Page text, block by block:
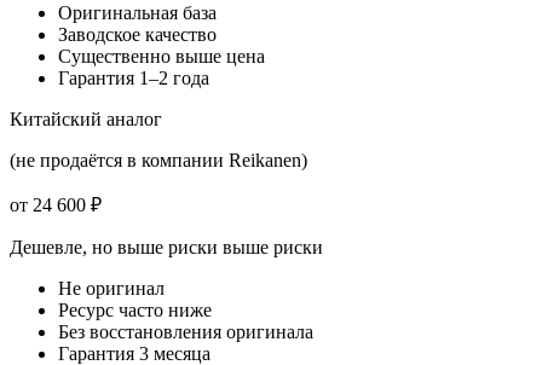
Оригинальная база
Заводское качество
Существенно выше цена
Гарантия 1–2 года
Китайский аналог
(не продаётся в компании Reikanen)
от 24 600 ₽
Дешевле, но выше риски выше риски
Не оригинал
Ресурс часто ниже
Без восстановления оригинала
Гарантия 3 месяца